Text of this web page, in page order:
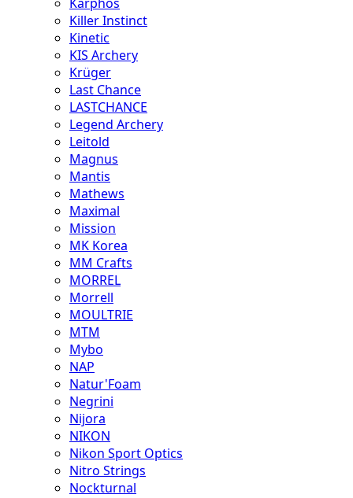
Killer Instinct
Kinetic
KIS Archery
Krüger
Last Chance
LASTCHANCE
Legend Archery
Leitold
Magnus
Mantis
Mathews
Maximal
Mission
MK Korea
MM Crafts
MORREL
Morrell
MOULTRIE
MTM
Mybo
NAP
Natur'Foam
Negrini
Nijora
NIKON
Nikon Sport Optics
Nitro Strings
Nockturnal